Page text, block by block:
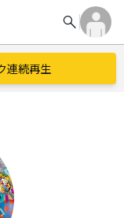
search
連続再生